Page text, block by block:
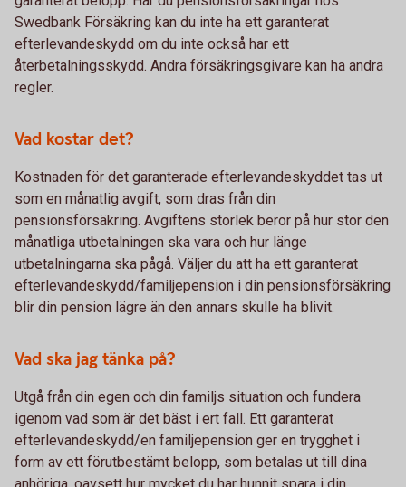
Swedbank Försäkring kan du inte ha ett garanterat
efterlevandeskydd om du inte också har ett
återbetalningsskydd. Andra försäkringsgivare kan ha andra
regler.
Vad kostar det?
Kostnaden för det garanterade efterlevandeskyddet tas ut
som en månatlig avgift, som dras från din
pensionsförsäkring. Avgiftens storlek beror på hur stor den
månatliga utbetalningen ska vara och hur länge
utbetalningarna ska pågå. Väljer du att ha ett garanterat
efterlevandeskydd/familjepension i din pensionsförsäkring
blir din pension lägre än den annars skulle ha blivit.
Vad ska jag tänka på?
Utgå från din egen och din familjs situation och fundera
igenom vad som är det bäst i ert fall. Ett garanterat
efterlevandeskydd/en familjepension ger en trygghet i
form av ett förutbestämt belopp, som betalas ut till dina